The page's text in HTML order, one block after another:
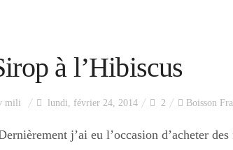
à l’Hibiscus
mili lundi, février 24, 2014 2 Boisson
j’ai eu l’occasion d’acheter